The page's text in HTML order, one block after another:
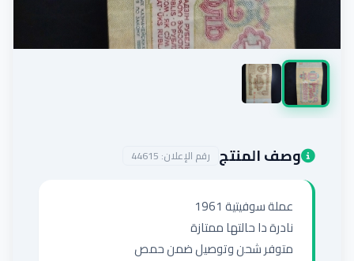
إضافة إعلان
وصف المنتج رقم الإعلان: 44615
متوفر شحن وتوصيل ضمن حمص